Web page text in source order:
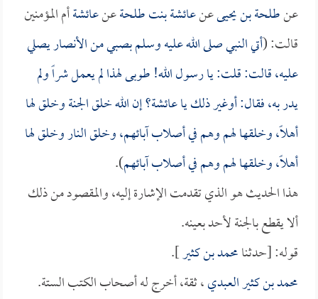
عنطلحة بن يحيىعنعائشة بنت طلحةعنعائشةأم المؤمنين
قالت: (أتي النبي صلى الله عليه وسلم بصبي من الأنصار يصلي
عليه، قالت: قلت: يا رسول الله! طوبى لهذا لم يعمل شراً ولم
يدر به، فقال: أوغير ذلك ياعائشة؟ إن الله خلق الجنة وخلق لها
أهلاً، وخلقها لهم وهم في أصلاب آبائهم، وخلق النار وخلق لها
أهلاً، وخلقها لهم وهم في أصلاب آبائهم).
هذا الحديث هو الذي تقدمت الإشارة إليه، والمقصود من ذلك
ألا يقطع بالجنة لأحد بعينه.
قوله: [حدثنامحمد بن كثير].
محمد بن كثير العبدي، ثقة، أخرج له أصحاب الكتب الستة.